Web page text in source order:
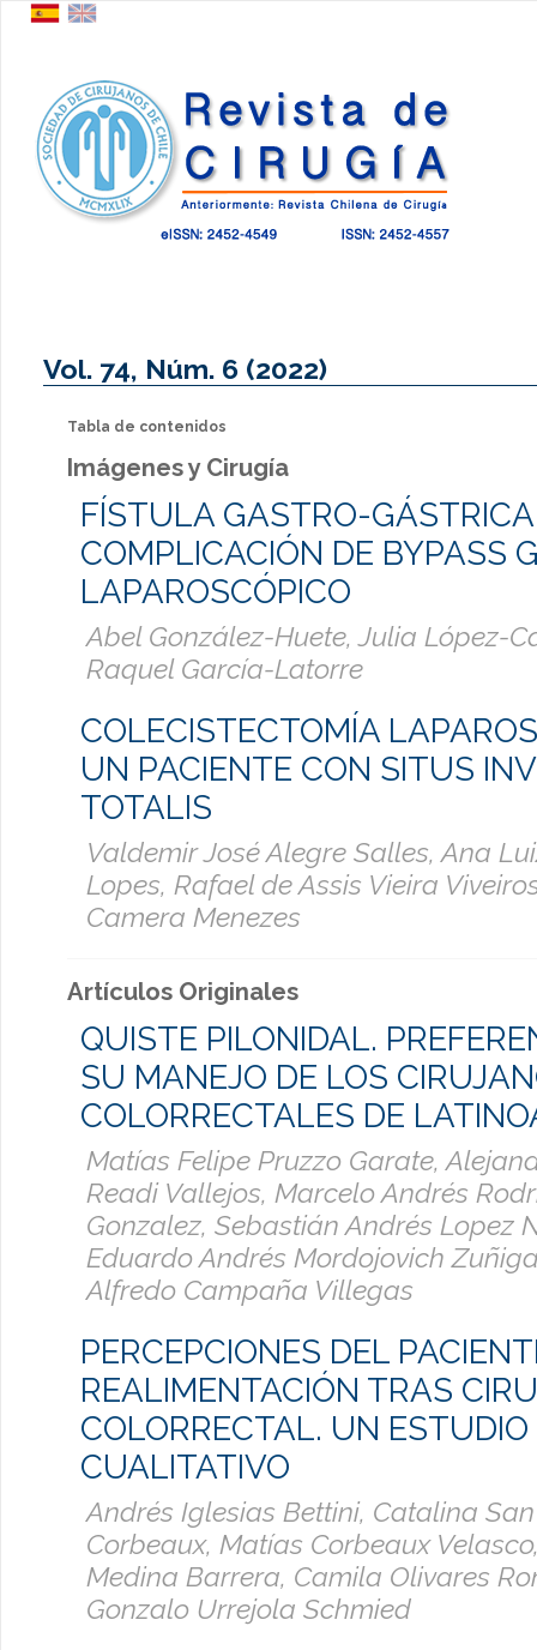
Vol. 74, Núm. 6 (2022)
Tabla de contenidos
Imágenes y Cirugía
FÍSTULA GASTRO-
COMPLICACIÓN DE BYPASS
LAPAROSCÓPICO
Abel González-Huete, Julia López-
Raquel García-Latorre
COLECISTECTOMÍA
UN PACIENTE CON SITUS
TOTALIS
Valdemir José Alegre Salles, Ana
Lopes, Rafael de Assis Vieira
Camera Menezes
Artículos Originales
QUISTE PILONIDAL.
SU MANEJO DE LOS
COLORRECTALES DE
Matías Felipe Pruzzo Garate,
Readi Vallejos, Marcelo Andrés
Gonzalez, Sebastián Andrés Lopez
Eduardo Andrés Mordojovich
Alfredo Campaña Villegas
PERCEPCIONES DEL
REALIMENTACIÓN TRAS
COLORRECTAL. UN ESTUDIO
CUALITATIVO
Andrés Iglesias Bettini, Catalina
Corbeaux, Matías Corbeaux
Medina Barrera, Camila Olivares
Gonzalo Urrejola Schmied